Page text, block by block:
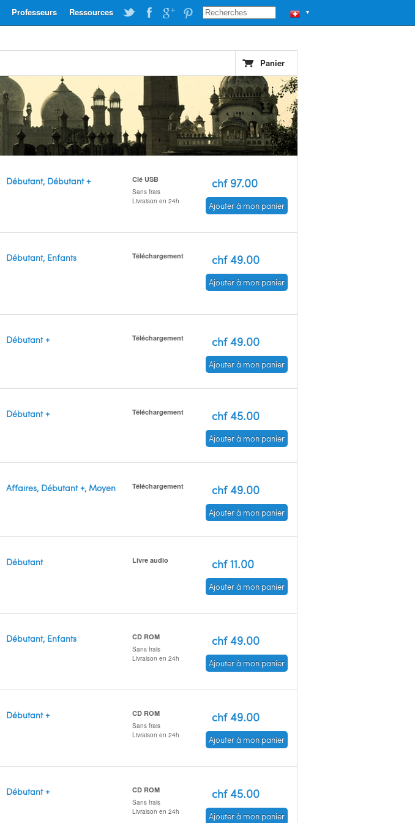
▼
Ressources
Professeurs
Panier
Débutant, Débutant + Clé USB
Sans frais
Livraison en 24h
chf 97.00
Ajouter à mon panier
Débutant, Enfants Téléchargement chf 49.00
Ajouter à mon panier
Débutant + Téléchargement chf 49.00
Ajouter à mon panier
Débutant + Téléchargement chf 45.00
Ajouter à mon panier
Affaires, Débutant +, Moyen Téléchargement chf 49.00
Ajouter à mon panier
Débutant Livre audio chf 11.00
Ajouter à mon panier
Débutant, Enfants CD ROM
Sans frais
Livraison en 24h
chf 49.00
Ajouter à mon panier
Débutant + CD ROM
Sans frais
Livraison en 24h
chf 49.00
Ajouter à mon panier
Débutant + CD ROM
Sans frais
Livraison en 24h
chf 45.00
Ajouter à mon panier